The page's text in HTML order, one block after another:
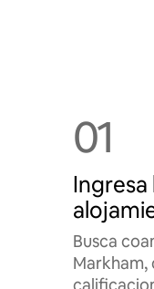
01
Busca
Markham,